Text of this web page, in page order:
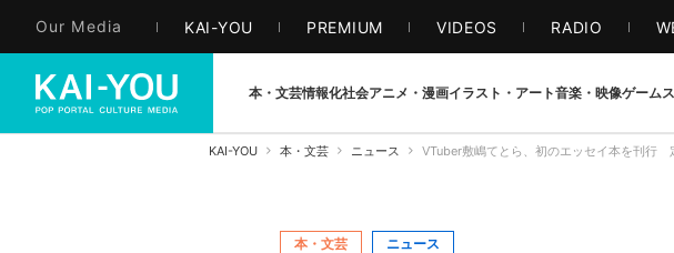
Our Media KAI-YOU PREMIUM VIDEOS RADIO
本・文芸情報化社会アニメ・漫画イラスト・アート音楽・映像ゲーム
KAI-YOU 本・文芸 ニュース VTuber敷嶋てとら、初のエッセイ本を刊行
本・文芸 ニュース